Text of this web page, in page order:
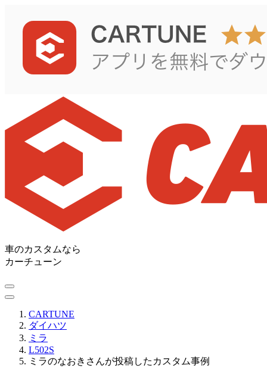
車のカスタムなら
カーチューン
CARTUNE
ダイハツ
ミラ
L502S
ミラのなおきさんが投稿したカスタム事例